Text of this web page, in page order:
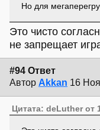
Но для
Это чисто
не запрещает
#94 Ответ
Автор Akkan 16
Цитата: deLuther от